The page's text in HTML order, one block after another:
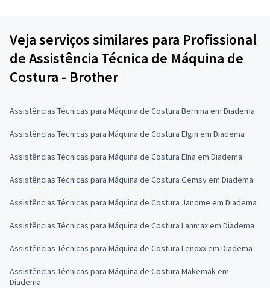
Veja serviços similares para Profissional
de Assistência Técnica de Máquina de
Costura - Brother
Assistências Técnicas para Máquina de Costura Bernina em Diadema
Assistências Técnicas para Máquina de Costura Elgin em Diadema
Assistências Técnicas para Máquina de Costura Elna em Diadema
Assistências Técnicas para Máquina de Costura Gemsy em Diadema
Assistências Técnicas para Máquina de Costura Janome em Diadema
Assistências Técnicas para Máquina de Costura Lanmax em Diadema
Assistências Técnicas para Máquina de Costura Lenoxx em Diadema
Assistências Técnicas para Máquina de Costura Makemak em
Diadema